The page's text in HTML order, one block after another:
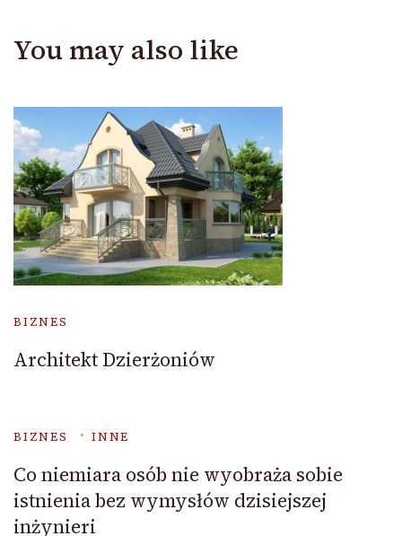
You may also like
BIZNES
Architekt Dzierżoniów
BIZNES INNE
Co niemiara osób nie wyobraża sobie
istnienia bez wymysłów dzisiejszej
inżynieri